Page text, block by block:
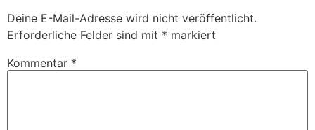
Deine E-Mail-Adresse wird nicht veröffentlicht.
Erforderliche Felder sind mit * markiert
Kommentar *